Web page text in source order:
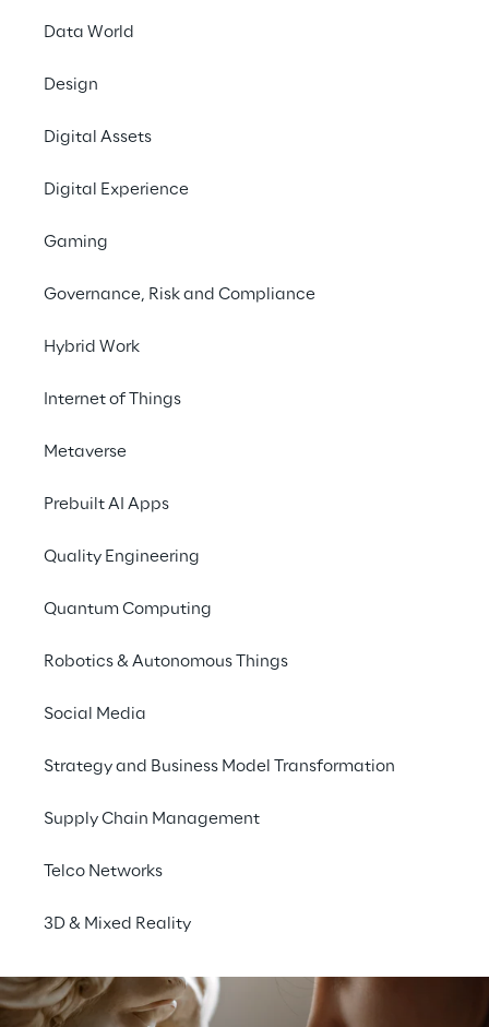
Data World
Design
Digital Assets
Digital Experience
Gaming
Governance, Risk and Compliance
Hybrid Work
Internet of Things
Metaverse
Prebuilt AI Apps
Quality Engineering
Quantum Computing
Robotics & Autonomous Things
Social Media
Strategy and Business Model Transformation
Supply Chain Management
Telco Networks
3D & Mixed Reality
lixo eletrônico, como computadores e servidores,
Doações